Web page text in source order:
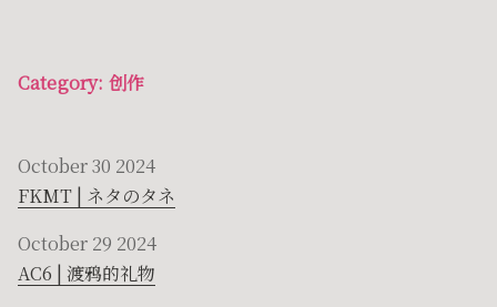
Category: 创作
October 30 2024
FKMT | ネタのタネ
October 29 2024
AC6 | 渡鸦的礼物